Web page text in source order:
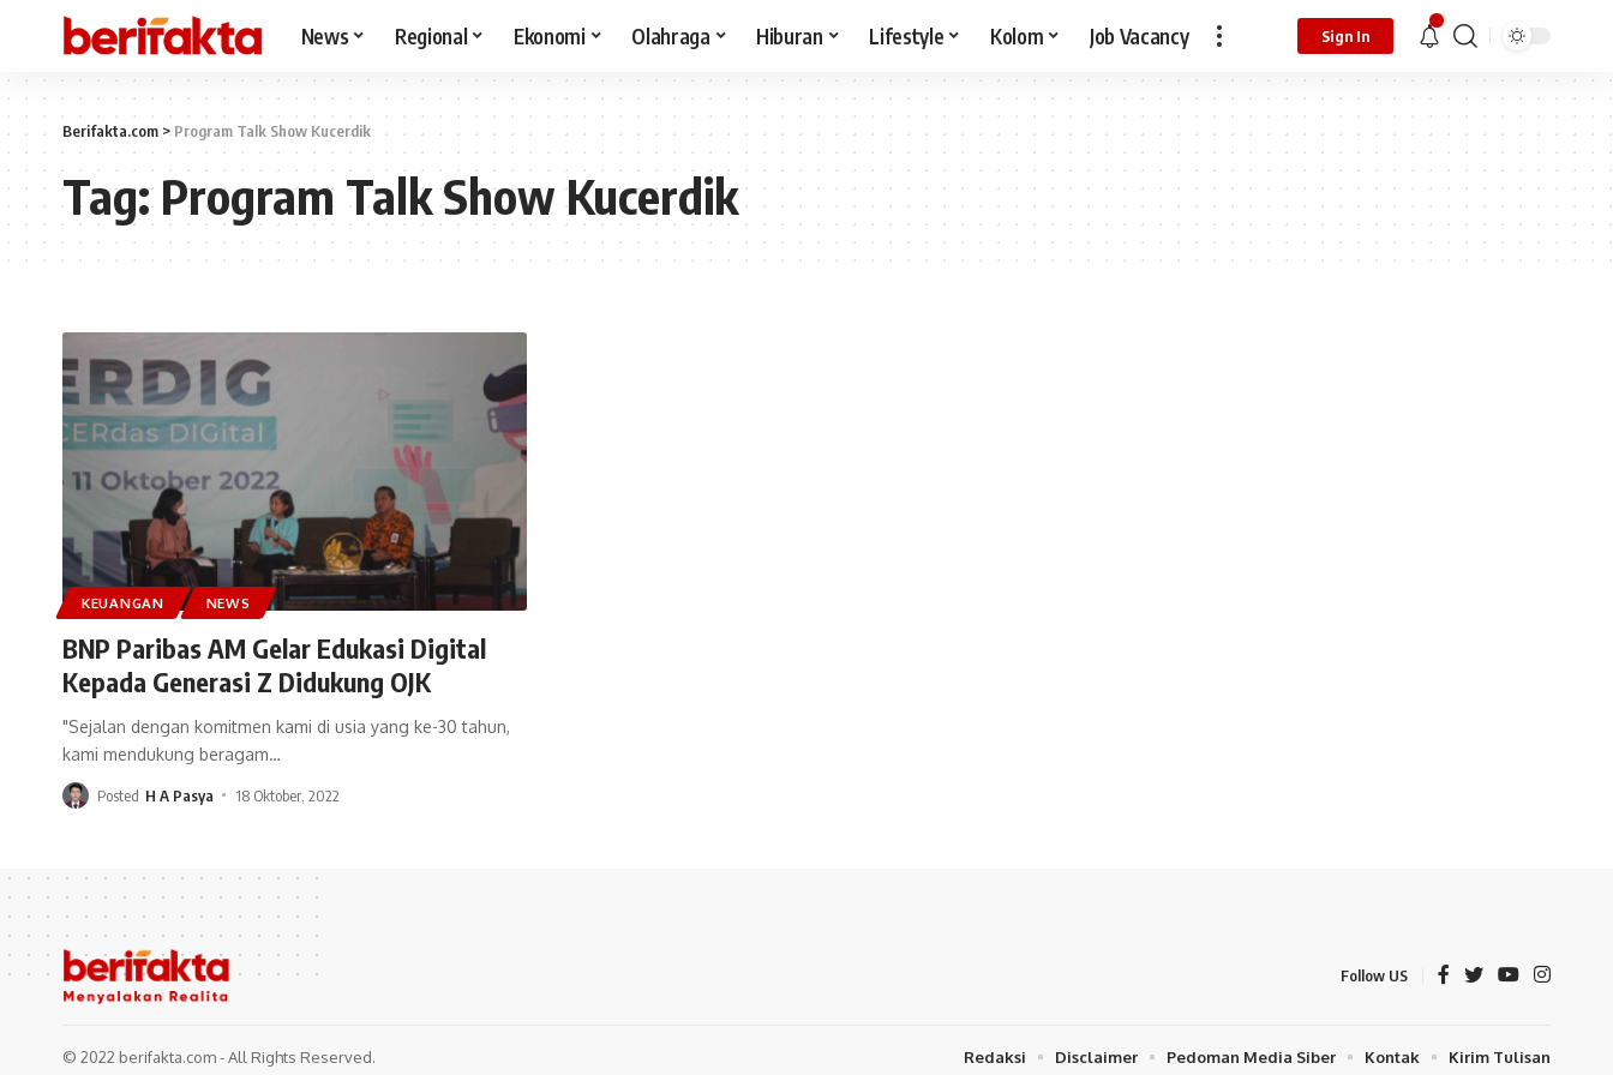
News Regional Ekonomi Olahraga Hiburan Lifestyle Kolom Job Vacancy Sign In
Berifakta.com >Program Talk Show Kucerdik
Tag:Program Talk Show Kucerdik
KEUANGAN NEWS
BNP Paribas AM Gelar Edukasi Digital
Kepada Generasi Z Didukung OJK
"Sejalan dengan komitmen kami di usia yang ke-30 tahun,
kami mendukung beragam…
Posted H A Pasya 18 Oktober, 2022
Follow US
© 2022 berifakta.com - All Rights Reserved. Redaksi Disclaimer Pedoman Media Siber Kontak Kirim Tulisan